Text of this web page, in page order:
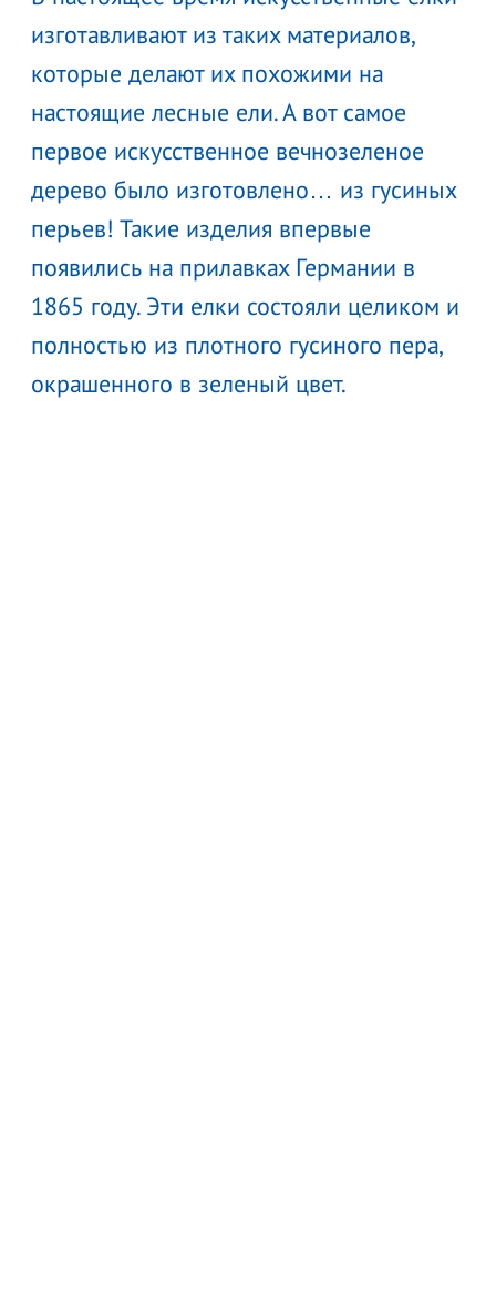
изготавливают из таких материалов,
которые делают их похожими на
настоящие лесные ели. А вот самое
первое искусственное вечнозеленое
дерево было изготовлено… из гусиных
перьев! Такие изделия впервые
появились на прилавках Германии в
1865 году. Эти елки состояли целиком и
полностью из плотного гусиного пера,
окрашенного в зеленый цвет.